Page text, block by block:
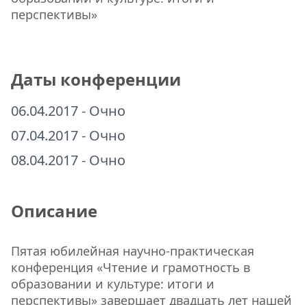
перспективы»
Даты конференции
06.04.2017 - Очно
07.04.2017 - Очно
08.04.2017 - Очно
Описание
Пятая юбилейная научно-практическая
конференция «Чтение и грамотность в
образовании и культуре: итоги и
перспективы» завершает двадцать лет нашей